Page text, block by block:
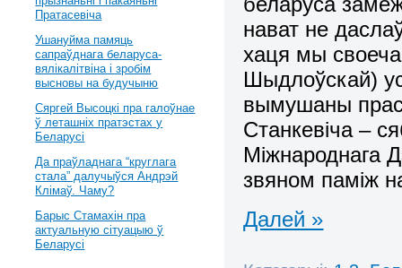
нават не
хаця мы
Шыдлоўскай)
вымушаны
Станкевіча –
Міжнароднага
звяном паміж
Далей »
Пратасевіча
Ушануйма памяць
сапраўднага беларуса-
вялікалітвіна і зробім
высновы на будучыню
Сяргей Высоцкі пра галоўнае
ў леташніх пратэстах у
Беларусі
Да праўладнага “круглага
стала” далучыўся Андрэй
Клімаў. Чаму?
Барыс Стамахін пра
актуальную сітуацыю ў
Беларусі